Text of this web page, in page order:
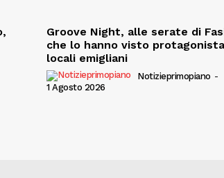
Groove Night, alle serate di
che lo hanno visto
locali emigliani
Notizieprimopiano -
1 Agosto 2026